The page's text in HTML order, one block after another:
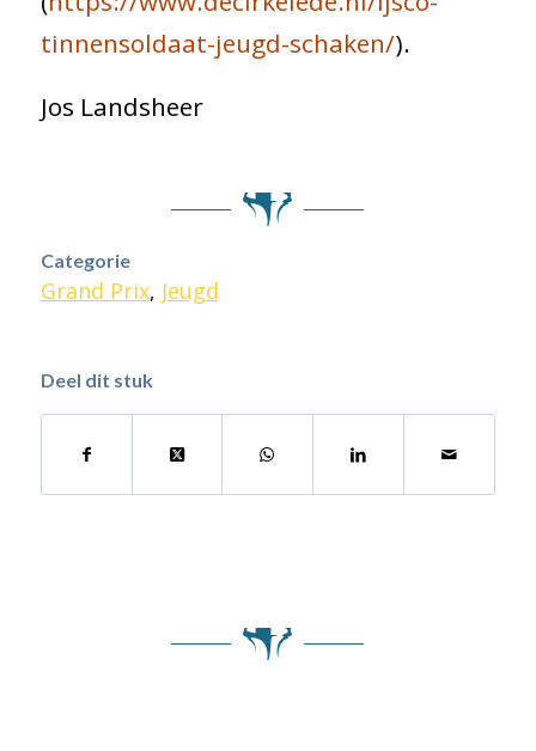
tinnensoldaat-jeugd-schaken/).
Jos Landsheer
Categorie
Grand Prix, Jeugd
Deel dit stuk